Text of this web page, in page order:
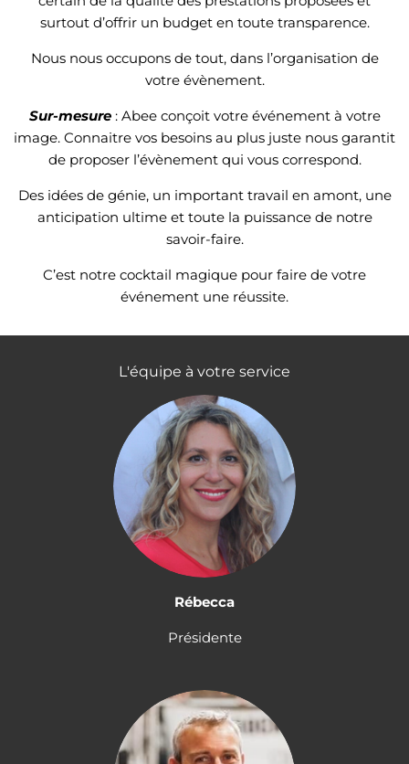
surtout d’offrir un budget en toute transparence.
Nous nous occupons de tout, dans l’organisation de
votre évènement.
Sur-mesure: Abee conçoit votre événement à votre
image. Connaitre vos besoins au plus juste nous garantit
de proposer l’évènement qui vous correspond.
Des idées de génie, un important travail en amont, une
anticipation ultime et toute la puissance de notre
savoir-faire.
C’est notre cocktail magique pour faire de votre
événement une réussite.
L'équipe à votre service
Rébecca
Présidente